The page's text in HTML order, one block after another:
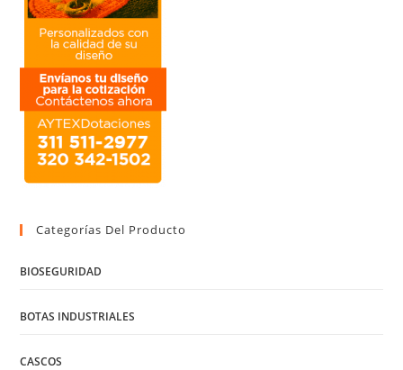
Categorías Del Producto
BIOSEGURIDAD
BOTAS INDUSTRIALES
CASCOS